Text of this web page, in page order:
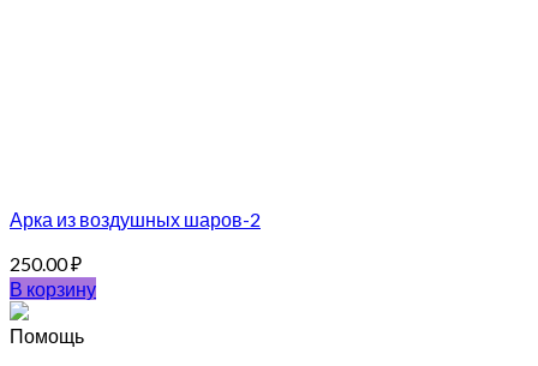
Арка из воздушных шаров-2
250.00₽
В корзину
Помощь